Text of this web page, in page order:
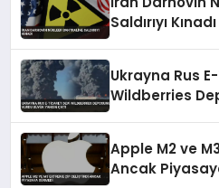
Saldırıyı Kınadı
Ukrayna Rus
Wildberries
Apple M2 ve
Ancak